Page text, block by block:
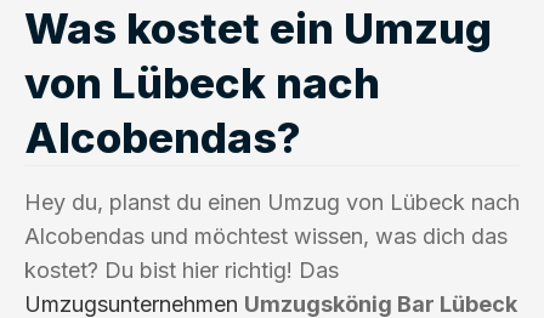
Was kostet ein Umzug
von Lübeck nach
Alcobendas?
Hey du, planst du einen Umzug von Lübeck nach
Alcobendas und möchtest wissen, was dich das
kostet? Du bist hier richtig! Das
Umzugsunternehmen Umzugskönig Bar Lübeck